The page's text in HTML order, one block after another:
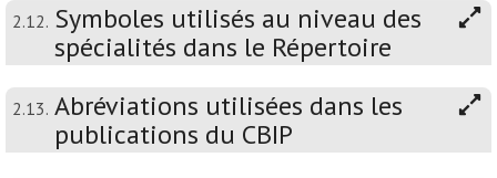
2.12. Symboles utilisés au niveau des
spécialités dans le Répertoire
2.13. Abréviations utilisées dans les
publications du CBIP